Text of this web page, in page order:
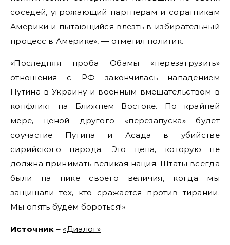
соседей, угрожающий партнерам и соратникам
Америки и пытающийся влезть в избирательный
процесс в Америке», — отметил политик.
«Последняя проба Обамы «перезагрузить»
отношения с РФ закончилась нападением
Путина в Украину и военным вмешательством в
конфликт на Ближнем Востоке. По крайней
мере, ценой другого «перезапуска» будет
соучастие Путина и Асада в убийстве
сирийского народа. Это цена, которую не
должна принимать великая нация. Штаты всегда
были на пике своего величия, когда мы
защищали тех, кто сражается против тирании.
Мы опять будем бороться!»
Источник – «Диалог»